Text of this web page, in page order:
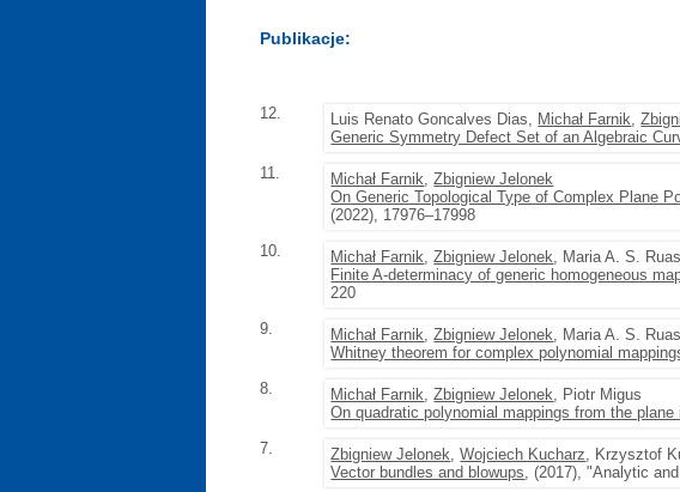
Publikacje:
12. Luis Renato Goncalves Dias, Michał Farnik,
Generic Symmetry Defect Set of an Algebraic
11.
Michał Farnik,Zbigniew Jelonek
On Generic Topological Type of Complex Plane
(2022), 17976–17998
10.
Michał Farnik,Zbigniew Jelonek, Maria A. S. Ruas
Finite A-determinacy of generic homogeneous
220
9.
Michał Farnik,Zbigniew Jelonek, Maria A. S. Ruas
Whitney theorem for complex polynomial
8.
Michał Farnik,Zbigniew Jelonek, Piotr Migus
On quadratic polynomial mappings from the
7.
Zbigniew Jelonek,Wojciech Kucharz, Krzysztof
Vector bundles and blowups, (2017), "Analytic